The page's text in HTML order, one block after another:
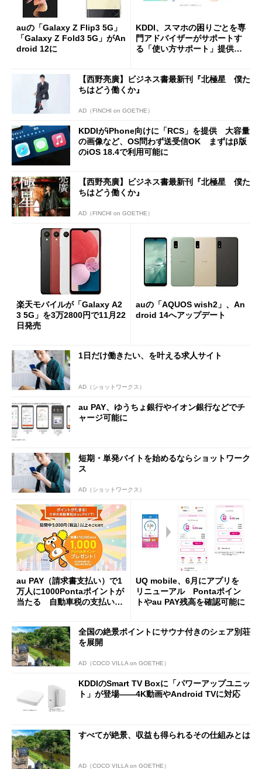
auの「Galaxy Z Flip3 5G」
「Galaxy Z Fold3 5G」がAn
droid 12に
KDDI、スマホの困りごとを専
門アドバイザーがサポートす
る「使い方サポート」提供開
【西野亮廣】ビジネス書最新刊『北極星 僕た
ちはどう働くか』
AD（FINCHI on GOETHE）
KDDIがiPhone向けに「RCS」を提供 大容量
の画像など、OS問わず送受信OK まずはβ版
のiOS 18.4で利用可能に
【西野亮廣】ビジネス書最新刊『北極星 僕た
ちはどう働くか』
AD（FINCHI on GOETHE）
楽天モバイルが「Galaxy A2
3 5G」を3万2800円で11月22
日発売
auの「AQUOS wish2」、An
droid 14へアップデート
1日だけ働きたい、を叶える求人サイト
AD（ショットワークス）
au PAY、ゆうちょ銀行やイオン銀行などでチ
ャージ可能に
短期・単発バイトを始めるならショットワーク
ス
AD（ショットワークス）
au PAY（請求書支払い）で1
万人に1000Pontaポイントが
当たる 自動車税の支払いも
UQ mobile、6月にアプリを
リニューアル Pontaポイン
トやau PAY残高を確認可能に
全国の絶景ポイントにサウナ付きのシェア別荘
を展開
AD（COCO VILLA on GOETHE）
KDDIのSmart TV Boxに「パワーアップユニッ
ト」が登場――4K動画やAndroid TVに対応
すべてが絶景、収益も得られるその仕組みとは
AD（COCO VILLA on GOETHE）